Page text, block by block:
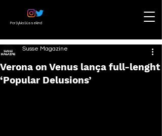
Por Sylvia Süssekind
Verona on Venus lança full-lenght
‘Popular Delusions’
Susse Magazine